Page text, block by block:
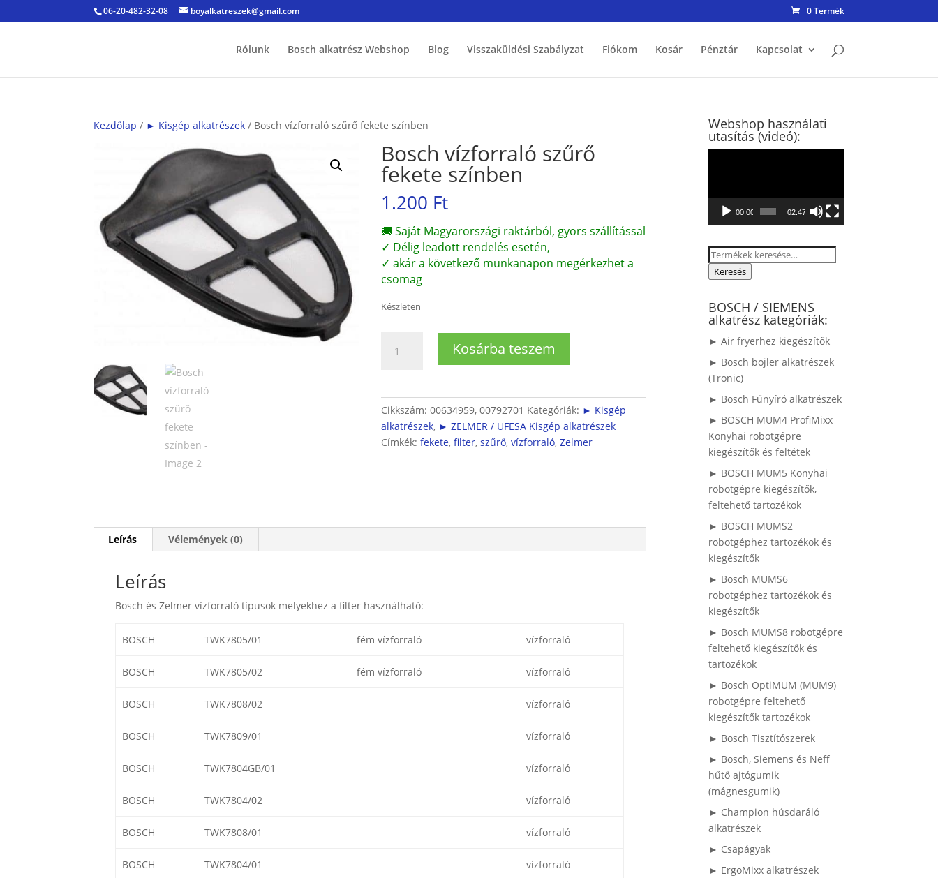
06-20-482-32-08 boyalkatreszek@gmail.com 0 Termék
Rólunk Bosch alkatrész Webshop Blog Visszaküldési Szabályzat Fiókom Kosár Pénztár Kapcsolat
Kezdőlap / ► Kisgép alkatrészek / Bosch vízforraló szűrő fekete színben
Bosch vízforraló szűrő
fekete színben
1.200 Ft
🚚 Saját Magyarországi raktárból, gyors szállítással
✓ Délig leadott rendelés esetén,
✓ akár a következő munkanapon megérkezhet a
csomag
Készleten
vízforraló
színben
mennyiség
Kosárba teszem
Cikkszám:00634959, 00792701 Kategóriák: ► Kisgép
alkatrészek, ► ZELMER / UFESA Kisgép alkatrészek
Címkék:fekete,filter,szűrő,vízforraló,Zelmer
Leírás Vélemények (0)
Leírás
Bosch és Zelmer vízforraló típusok melyekhez a filter használható:
BOSCH TWK7805/01 fém vízforraló vízforraló
BOSCH TWK7805/02 fém vízforraló vízforraló
BOSCH TWK7808/02 vízforraló
BOSCH TWK7809/01 vízforraló
BOSCH TWK7804GB/01 vízforraló
BOSCH TWK7804/02 vízforraló
BOSCH TWK7808/01 vízforraló
BOSCH TWK7804/01 vízforraló
Webshop használati
utasítás (videó):
00:00 02:47
Keresés
Keresés
BOSCH / SIEMENS
alkatrész kategóriák:
► Air fryerhez kiegészítők
► Bosch bojler alkatrészek
(Tronic)
► Bosch Fűnyíró alkatrészek
► BOSCH MUM4 ProfiMixx
Konyhai robotgépre
kiegészítők és feltétek
► BOSCH MUM5 Konyhai
robotgépre kiegészítők,
feltehető tartozékok
► BOSCH MUMS2
robotgéphez tartozékok és
kiegészítők
► Bosch MUMS6
robotgéphez tartozékok és
kiegészítők
► Bosch MUMS8 robotgépre
feltehető kiegészítők és
tartozékok
► Bosch OptiMUM (MUM9)
robotgépre feltehető
kiegészítők tartozékok
► Bosch Tisztítószerek
► Bosch, Siemens és Neff
hűtő ajtógumik
(mágnesgumik)
► Champion húsdaráló
alkatrészek
► Csapágyak
► ErgoMixx alkatrészek